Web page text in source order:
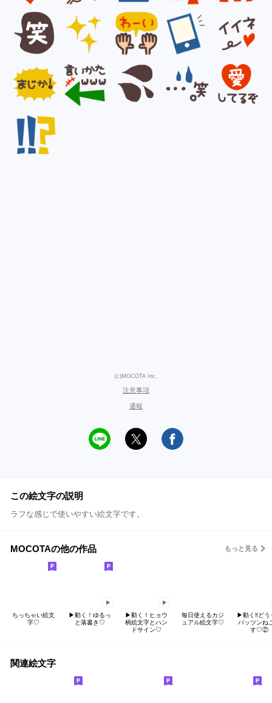
(c)MOCOTA Inc.
注意事項
通報
この絵文字の説明
ラフな感じで使いやすい絵文字です。
MOCOTAの他の作品 もっと見る
ちっちゃい絵文
字♡
▶︎動く！ゆるっ
と落書き♡
▶︎動く！ヒョウ
柄絵文字とハン
ドサイン♡
毎日使えるカジ
ュアル絵文字♡
▶︎動く‼︎どう
パッツンね
す♡②
関連絵文字